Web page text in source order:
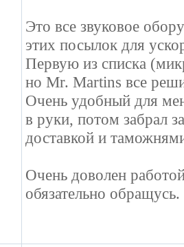
Это все звуковое
этих посылок для
Первую из списка
но Mr. Martins все
Очень удобный для
в руки, потом забрал
доставкой и
Очень доволен
обязательно обращусь.